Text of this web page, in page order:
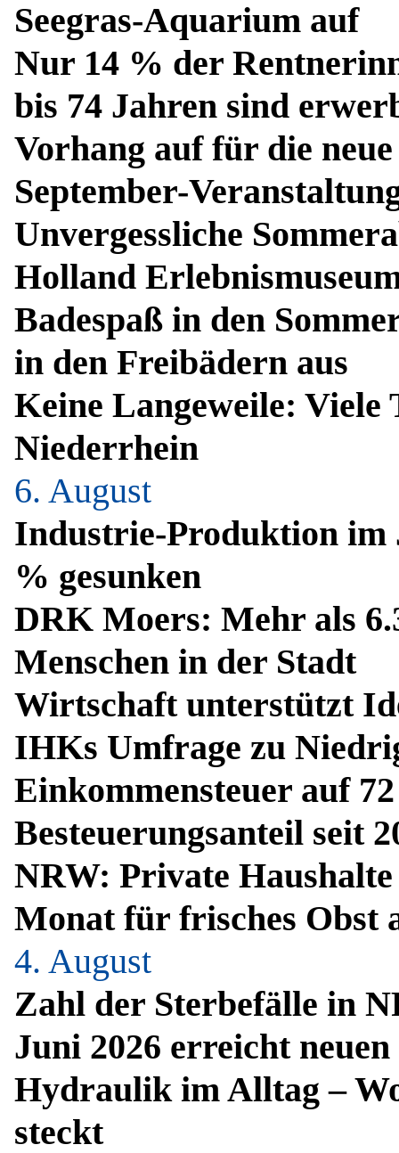
Seegras-Aquarium auf
Nur 14 % der
bis 74 Jahren sind
Vorhang auf für die
September-
Unvergessliche
Holland
Badespaß in den
in den Freibädern aus
Keine Langeweile:
Niederrhein
6. August
Industrie-Produktion im
% gesunken
DRK Moers: Mehr als
Menschen in der Stadt
Wirtschaft unterstützt
IHKs Umfrage zu
Einkommensteuer auf
Besteuerungsanteil seit
NRW: Private
Monat für frisches Obst
4. August
Zahl der Sterbefälle in
Juni 2026 erreicht
Hydraulik im Alltag –
steckt